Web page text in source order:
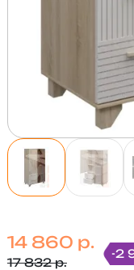
14 860 р.
17 832 р.
-2